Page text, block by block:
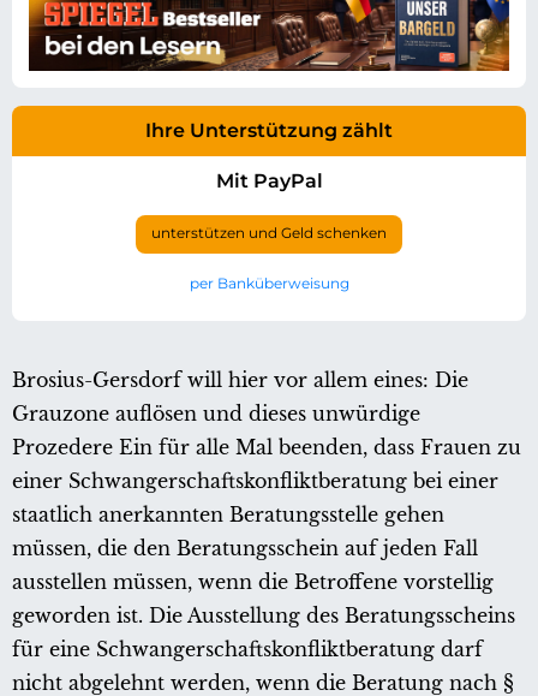
Ihre Unterstützung zählt
Mit PayPal
unterstützen und Geld schenken
per Banküberweisung
Brosius-Gersdorf will hier vor allem eines: Die
Grauzone auflösen und dieses unwürdige
Prozedere Ein für alle Mal beenden, dass Frauen zu
einer Schwangerschaftskonfliktberatung bei einer
staatlich anerkannten Beratungsstelle gehen
müssen, die den Beratungsschein auf jeden Fall
ausstellen müssen, wenn die Betroffene vorstellig
geworden ist. Die Ausstellung des Beratungsscheins
für eine Schwangerschaftskonfliktberatung darf
nicht abgelehnt werden, wenn die Beratung nach §